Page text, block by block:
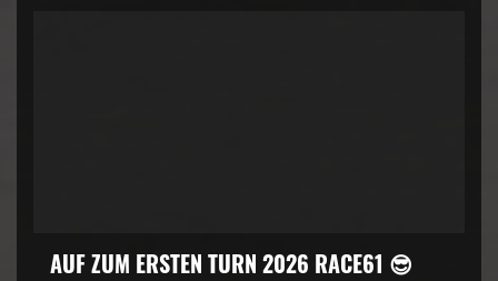
AUF ZUM ERSTEN TURN 2026 RACE61 😎